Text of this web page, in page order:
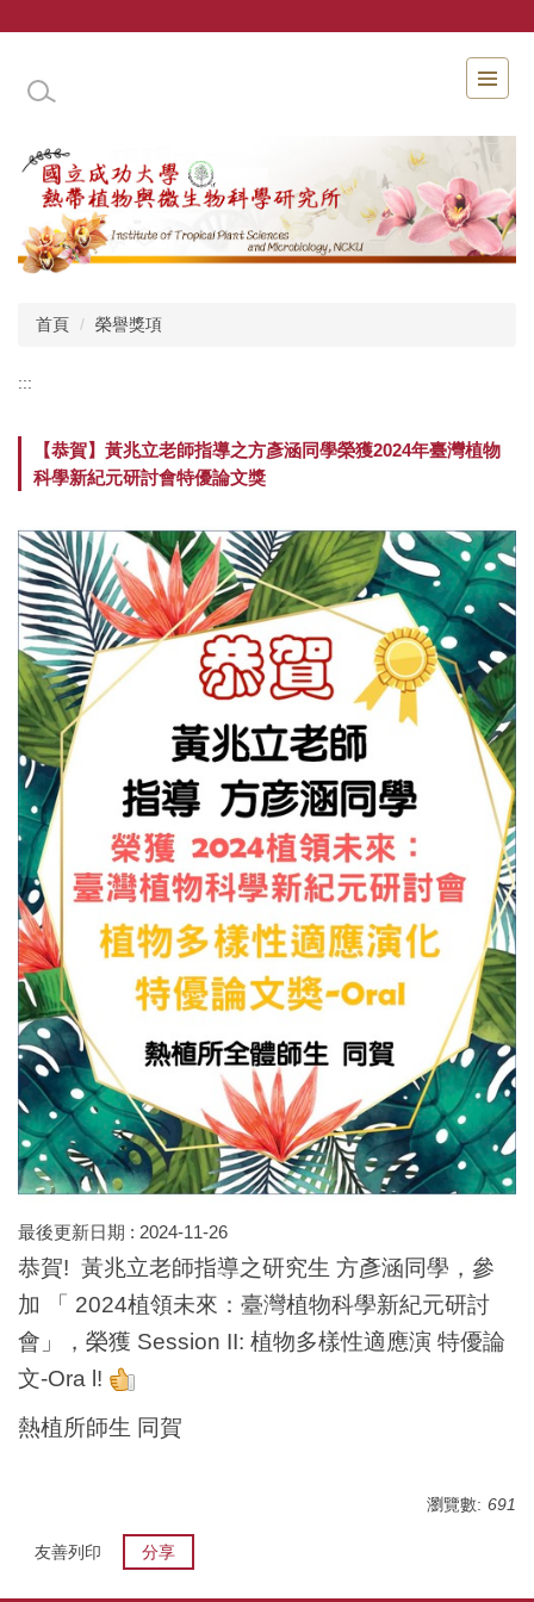
區
首頁 榮譽獎項
:::
【恭賀】黃兆立老師指導之方彥涵同學榮獲2024年臺灣植物
科學新紀元研討會特優論文獎
最後更新日期 : 2024-11-26
恭賀! 黃兆立老師指導之研究生 方彥涵同學，參
加 「 2024植領未來：臺灣植物科學新紀元研討
會」，榮獲 Session II: 植物多樣性適應演 特優論
文-Ora l!
熱植所師生 同賀
瀏覽數: 691
友善列印 分享